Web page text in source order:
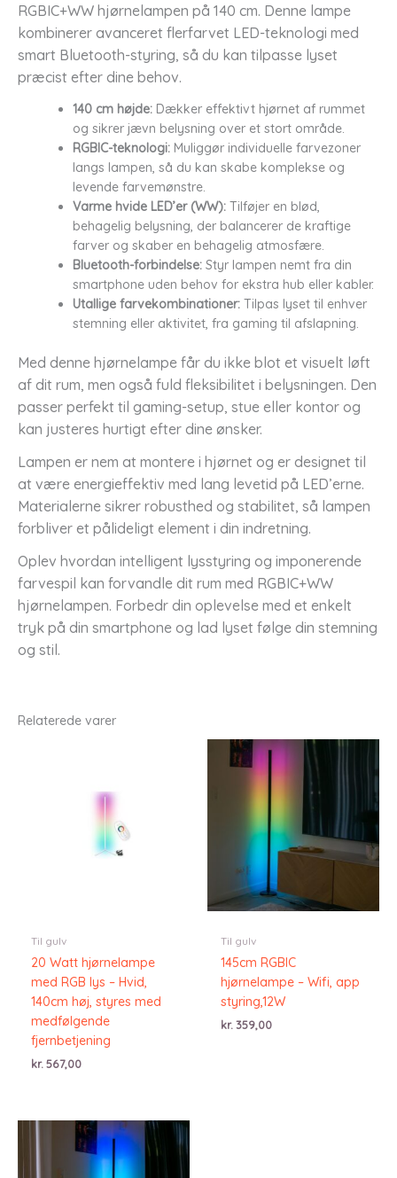
RGBIC+WW hjørnelampen på 140 cm. Denne lampe
kombinerer avanceret flerfarvet LED-teknologi med
smart Bluetooth-styring, så du kan tilpasse lyset
præcist efter dine behov.
140 cm højde: Dækker effektivt hjørnet af rummet
og sikrer jævn belysning over et stort område.
RGBIC-teknologi: Muliggør individuelle farvezoner
langs lampen, så du kan skabe komplekse og
levende farvemønstre.
Varme hvide LED’er (WW): Tilføjer en blød,
behagelig belysning, der balancerer de kraftige
farver og skaber en behagelig atmosfære.
Bluetooth-forbindelse: Styr lampen nemt fra din
smartphone uden behov for ekstra hub eller kabler.
Utallige farvekombinationer: Tilpas lyset til enhver
stemning eller aktivitet, fra gaming til afslapning.
Med denne hjørnelampe får du ikke blot et visuelt løft
af dit rum, men også fuld fleksibilitet i belysningen. Den
passer perfekt til gaming-setup, stue eller kontor og
kan justeres hurtigt efter dine ønsker.
Lampen er nem at montere i hjørnet og er designet til
at være energieffektiv med lang levetid på LED’erne.
Materialerne sikrer robusthed og stabilitet, så lampen
forbliver et pålideligt element i din indretning.
Oplev hvordan intelligent lysstyring og imponerende
farvespil kan forvandle dit rum med RGBIC+WW
hjørnelampen. Forbedr din oplevelse med et enkelt
tryk på din smartphone og lad lyset følge din stemning
og stil.
Relaterede varer
Til gulv
20 Watt hjørnelampe
med RGB lys – Hvid,
140cm høj, styres med
medfølgende
fjernbetjening
kr. 567,00
Til gulv
145cm RGBIC
hjørnelampe – Wifi, app
styring,12W
kr. 359,00